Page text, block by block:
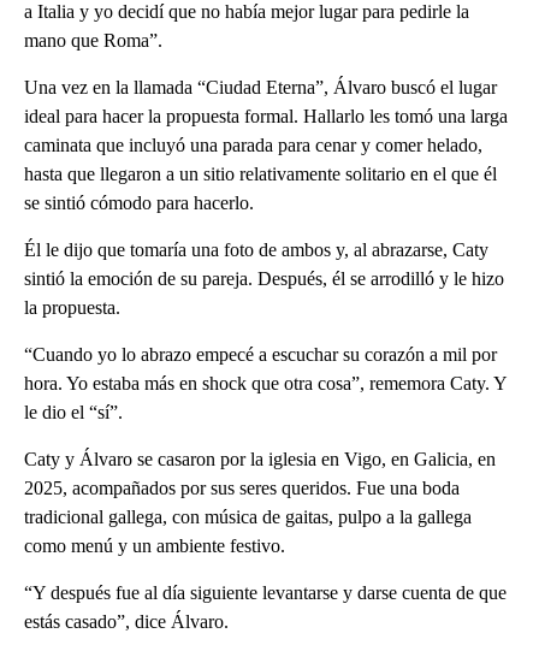
a Italia y yo decidí que no había mejor lugar para pedirle la
mano que Roma”.
Una vez en la llamada “Ciudad Eterna”, Álvaro buscó el lugar
ideal para hacer la propuesta formal. Hallarlo les tomó una larga
caminata que incluyó una parada para cenar y comer helado,
hasta que llegaron a un sitio relativamente solitario en el que él
se sintió cómodo para hacerlo.
Él le dijo que tomaría una foto de ambos y, al abrazarse, Caty
sintió la emoción de su pareja. Después, él se arrodilló y le hizo
la propuesta.
“Cuando yo lo abrazo empecé a escuchar su corazón a mil por
hora. Yo estaba más en shock que otra cosa”, rememora Caty. Y
le dio el “sí”.
Caty y Álvaro se casaron por la iglesia en Vigo, en Galicia, en
2025, acompañados por sus seres queridos. Fue una boda
tradicional gallega, con música de gaitas, pulpo a la gallega
como menú y un ambiente festivo.
“Y después fue al día siguiente levantarse y darse cuenta de que
estás casado”, dice Álvaro.